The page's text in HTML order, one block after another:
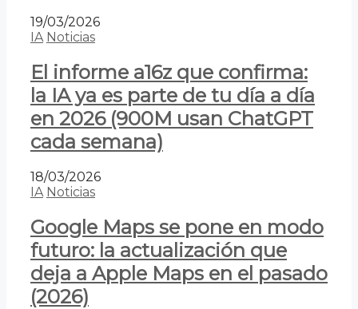
19/03/2026
IA Noticias
El informe a16z que confirma:
la IA ya es parte de tu día a día
en 2026 (900M usan ChatGPT
cada semana)
18/03/2026
IA Noticias
Google Maps se pone en modo
futuro: la actualización que
deja a Apple Maps en el pasado
(2026)